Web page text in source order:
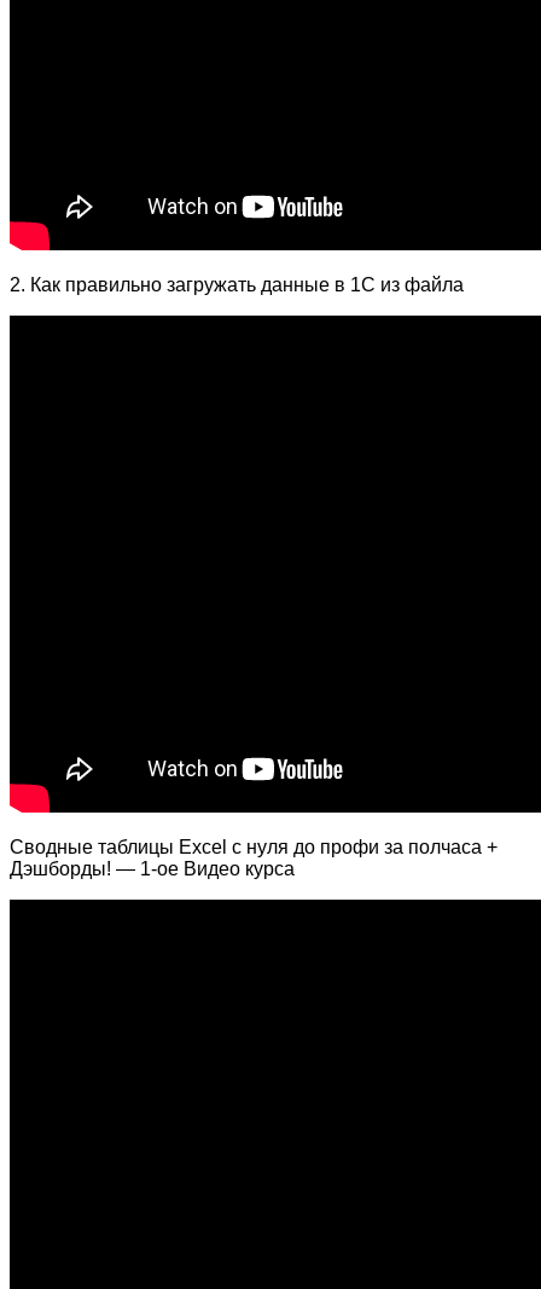
2. Как правильно загружать данные в 1С из файла
Сводные таблицы Excel с нуля до профи за полчаса +
Дэшборды! — 1-ое Видео курса